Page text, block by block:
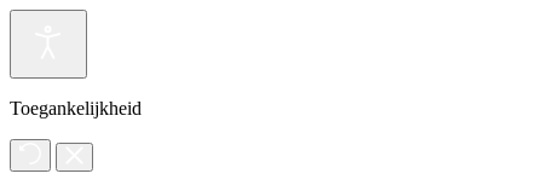
Toegankelijkheid